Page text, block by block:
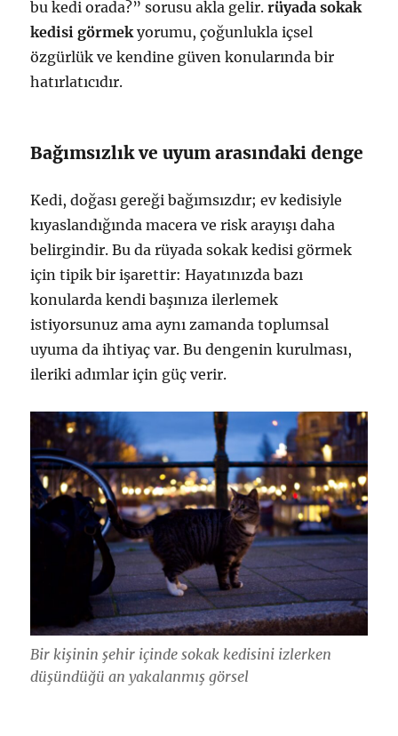
bu kedi orada?” sorusu akla gelir.rüyada sokak
kedisi görmek yorumu, çoğunlukla içsel
özgürlük ve kendine güven konularında bir
hatırlatıcıdır.
Bağımsızlık ve uyum arasındaki denge
Kedi, doğası gereği bağımsızdır; ev kedisiyle
kıyaslandığında macera ve risk arayışı daha
belirgindir. Bu da rüyada sokak kedisi görmek
için tipik bir işarettir: Hayatınızda bazı
konularda kendi başınıza ilerlemek
istiyorsunuz ama aynı zamanda toplumsal
uyuma da ihtiyaç var. Bu dengenin kurulması,
ileriki adımlar için güç verir.
Bir kişinin şehir içinde sokak kedisini izlerken
düşündüğü an yakalanmış görsel